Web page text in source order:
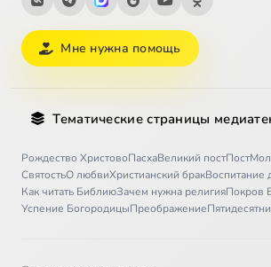
Мне нужна помощь
Тематические страницы
Рождество ХристовоПасхаВеликий постПост
СвятостьО любвиХристианский бракВоспитание
Как читать БиблиюЗачем нужна религияПокров
Успение БогородицыПреображение